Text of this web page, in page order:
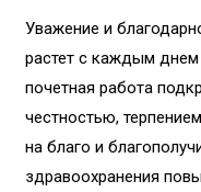
Уважение и
растет с каждым днем
почетная работа
честностью,
на благо и
здравоохранения